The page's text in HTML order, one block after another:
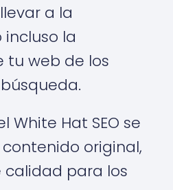
a la
incluso la
tu web de los
White Hat SEO se
original,
calidad para los